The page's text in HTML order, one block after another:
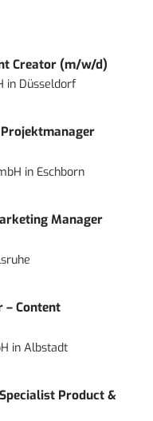
Creator (m/w/d)
in Düsseldorf
in Eschborn
Manager
– Content
inAlbstadt
Product &